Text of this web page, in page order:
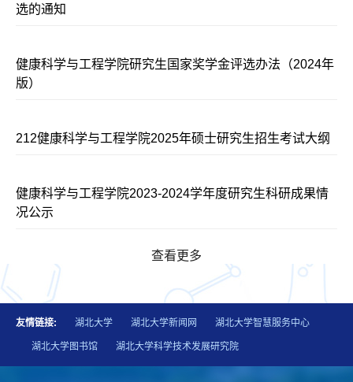
选的通知
健康科学与工程学院研究生国家奖学金评选办法（2024年
版）
212健康科学与工程学院2025年硕士研究生招生考试大纲
健康科学与工程学院2023-2024学年度研究生科研成果情
况公示
查看更多
友情链接: 湖北大学 湖北大学新闻网 湖北大学智慧服务中心
湖北大学图书馆 湖北大学科学技术发展研究院